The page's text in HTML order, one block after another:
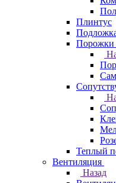
Плинтус
Порожки
Теплый
Вентиляция
Назад